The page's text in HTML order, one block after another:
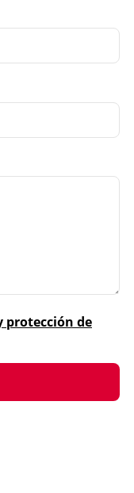
protección de